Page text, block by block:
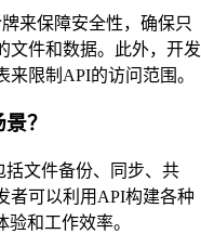
来保障安全性，确保只
文件和数据。此外，开发
限制API的访问范围。
？
括文件备份、同步、共
者可以利用API构建各种
和工作效率。